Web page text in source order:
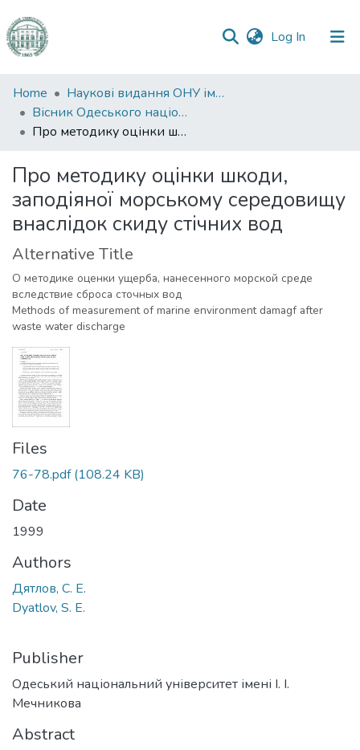
Log In (current)
Communities
&
Collections
Statistics
Home
Наукові видання ОНУ імені І. І. Мечникова
Вісник Одеського національного університету. Біологія
Про методику оцінки шкоди, заподіяної морському середовищу внаслідок скиду стічних вод
Про методику оцінки шкоди,
заподіяної морському середовищу
внаслідок скиду стічних вод
Alternative Title
О методике оценки ущерба, нанесенного морской среде
вследствие сброса сточных вод
Methods of measurement of marine environment damagf after
waste water discharge
Files
76-78.pdf(108.24 KB)
Date
1999
Authors
Дятлов, С. Е.
Dyatlov, S. E.
Publisher
Одеський національний університет імені І. І.
Мечникова
Abstract